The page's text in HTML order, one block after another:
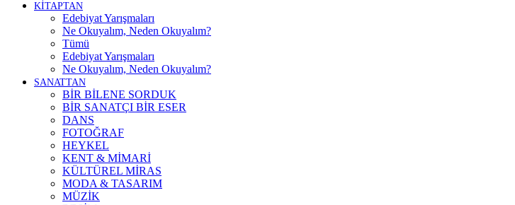
KİTAPTAN
Edebiyat Yarışmaları
Ne Okuyalım, Neden Okuyalım?
Tümü
Edebiyat Yarışmaları
Ne Okuyalım, Neden Okuyalım?
SANATTAN
BİR BİLENE SORDUK
BİR SANATÇI BİR ESER
DANS
FOTOĞRAF
HEYKEL
KENT & MİMARİ
KÜLTÜREL MİRAS
MODA & TASARIM
MÜZİK